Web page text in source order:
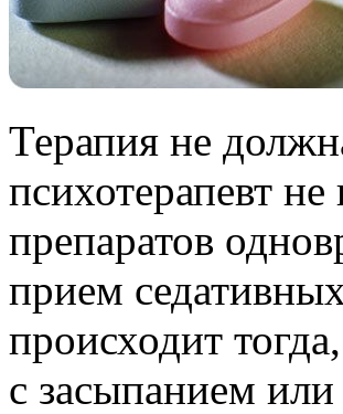
Терапия не
психотерапевт
препаратов
прием
происходит
с засыпанием